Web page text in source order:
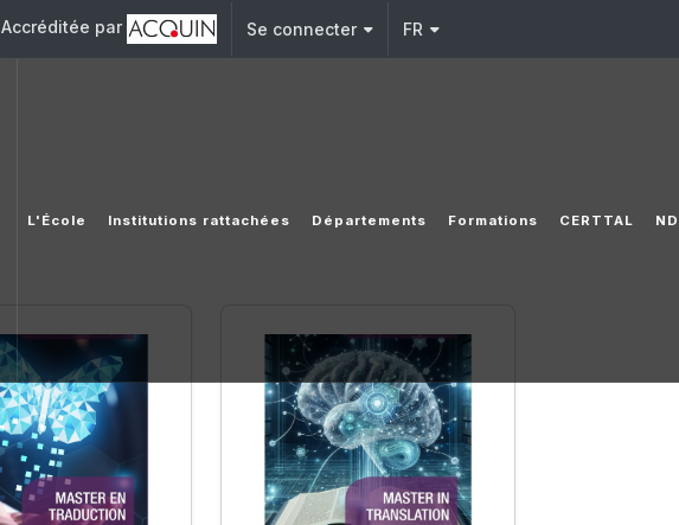
Accréditée par Se connecter FR
L'École Institutions rattachées Départements Formations CERTTAL